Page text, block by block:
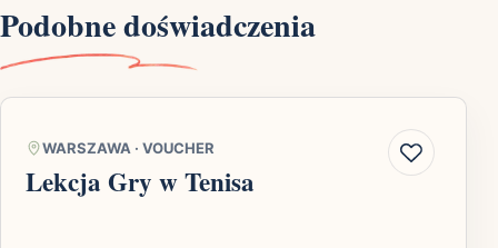
Podobne doświadczenia
WARSZAWA · VOUCHER
Lekcja Gry w Tenisa